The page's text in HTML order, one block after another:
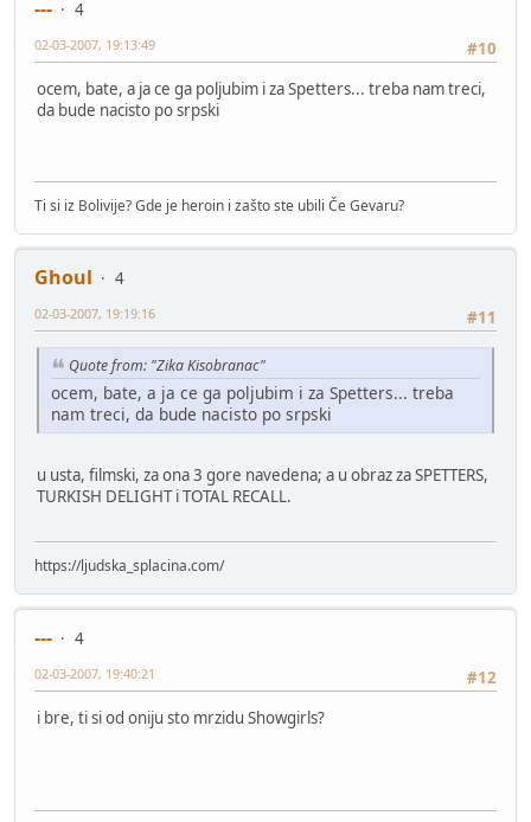
---
4
#10
02-03-2007, 19:13:49
ocem, bate, a ja ce ga poljubim i za Spetters... treba nam treci,
da bude nacisto po srpski
Ti si iz Bolivije? Gde je heroin i zašto ste ubili Če Gevaru?
Ghoul
4
#11
02-03-2007, 19:19:16
Quote from: "Zika Kisobranac"
ocem, bate, a ja ce ga poljubim i za Spetters... treba
nam treci, da bude nacisto po srpski
u usta, filmski, za ona 3 gore navedena; a u obraz za SPETTERS,
TURKISH DELIGHT i TOTAL RECALL.
https://ljudska_splacina.com/
---
4
#12
02-03-2007, 19:40:21
i bre, ti si od oniju sto mrzidu Showgirls?